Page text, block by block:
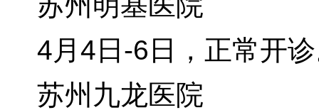
4月4日-6日，正常开
苏州九龙医院